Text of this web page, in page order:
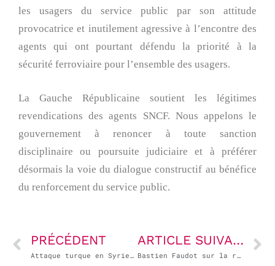
les usagers du service public par son attitude
provocatrice et inutilement agressive à l’encontre des
agents qui ont pourtant défendu la priorité à la
sécurité ferroviaire pour l’ensemble des usagers.
La Gauche Républicaine soutient les légitimes
revendications des agents SNCF. Nous appelons le
gouvernement à renoncer à toute sanction
disciplinaire ou poursuite judiciaire et à préférer
désormais la voie du dialogue constructif au bénéfice
du renforcement du service public.
PRÉCÉDENT
Attaque turque en Syrie : une décision criminelle
ARTICLE SUIVANT
Bastien Faudot sur la réforme des retraites : « les libéraux ne voient que les dépenses »